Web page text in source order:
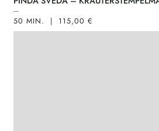
50 MIN. | 115,00 €